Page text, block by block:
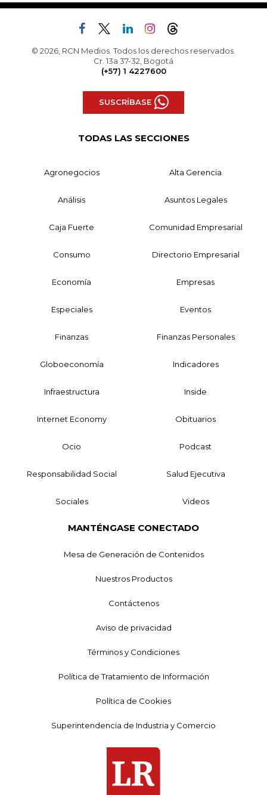
© 2026, RCN Medios. Todos los derechos reservados.
Cr. 13a 37-32, Bogotá
(+57) 1 4227600
SUSCRÍBASE
TODAS LAS SECCIONES
Agronegocios Alta Gerencia
Análisis Asuntos Legales
Caja Fuerte Comunidad Empresarial
Consumo Directorio Empresarial
Economía Empresas
Especiales Eventos
Finanzas Finanzas Personales
Globoeconomía Indicadores
Infraestructura Inside
Internet Economy Obituarios
Ocio Podcast
Responsabilidad Social Salud Ejecutiva
Sociales Videos
MANTÉNGASE CONECTADO
Mesa de Generación de Contenidos
Nuestros Productos
Contáctenos
Aviso de privacidad
Términos y Condiciones
Política de Tratamiento de Información
Política de Cookies
Superintendencia de Industria y Comercio